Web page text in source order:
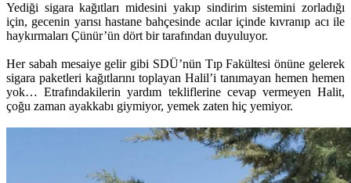
Yediği sigara kağıtları midesini yakıp sindirim sistemini zorladığı
için, gecenin yarısı hastane bahçesinde acılar içinde kıvranıp acı ile
haykırmaları Çünür’ün dört bir tarafından duyuluyor.
Her sabah mesaiye gelir gibi SDÜ’nün Tıp Fakültesi önüne gelerek
sigara paketleri kağıtlarını toplayan Halil’i tanımayan hemen hemen
yok… Etrafındakilerin yardım tekliflerine cevap vermeyen Halit,
çoğu zaman ayakkabı giymiyor, yemek zaten hiç yemiyor.